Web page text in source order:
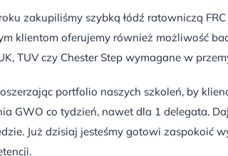
zakupiliśmy szybką łódź ratowniczą
klientom oferujemy również możliwość
TUV czy Chester Step wymagane w
portfolio naszych szkoleń, by
GWO co tydzień, nawet dla 1 delegata.
Już dzisiaj jesteśmy gotowi zaspokoić